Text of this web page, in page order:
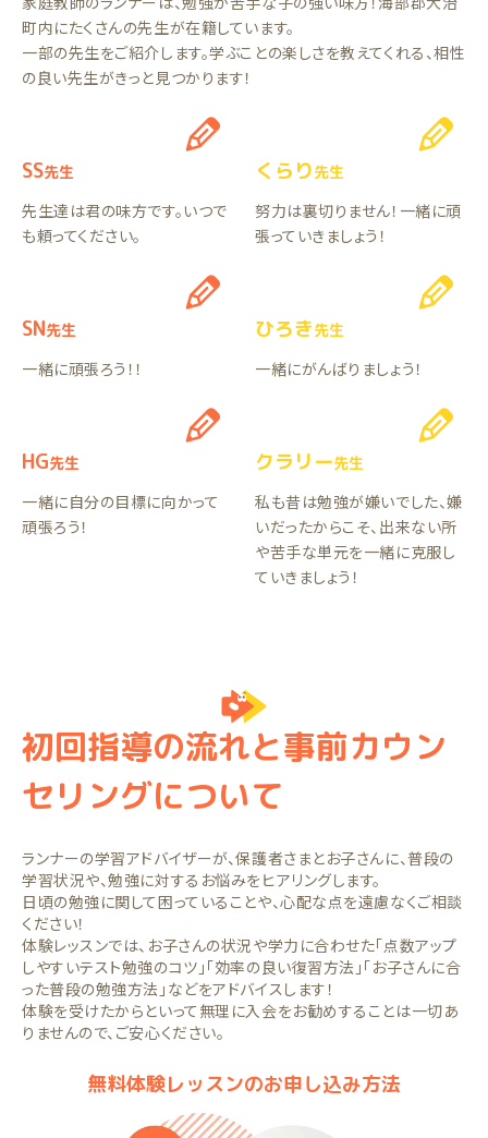
町内にたくさんの先生が在籍しています。
一部の先生をご紹介します。学ぶことの楽しさを教えてくれる、相性
の良い先生がきっと見つかります！
SS先生
先生達は君の味方です。いつで
も頼ってください。
くらり先生
努力は裏切りません！一緒に頑
張っていきましょう！
SN先生
一緒に頑張ろう！！
ひろき先生
一緒にがんばりましょう！
HG先生
一緒に自分の目標に向かって
頑張ろう！
クラリー先生
私も昔は勉強が嫌いでした、嫌
いだったからこそ、出来ない所
や苦手な単元を一緒に克服し
ていきましょう！
初回指導の流れと事前カウン
セリングについて
ランナーの学習アドバイザーが、保護者さまとお子さんに、普段の
学習状況や、勉強に対するお悩みをヒアリングします。
日頃の勉強に関して困っていることや、心配な点を遠慮なくご相談
ください！
体験レッスンでは、お子さんの状況や学力に合わせた「点数アップ
しやすいテスト勉強のコツ」「効率の良い復習方法」「お子さんに合
った普段の勉強方法」などをアドバイスします！
体験を受けたからといって無理に入会をお勧めすることは一切あ
りませんので、ご安心ください。
無料体験レッスンのお申し込み方法